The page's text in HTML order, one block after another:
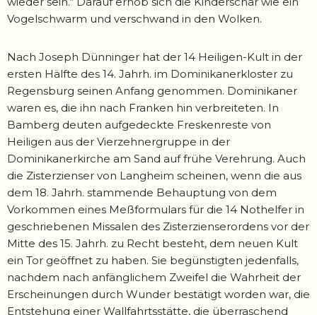
Vogelschwarm und verschwand in den Wolken.
Nach Joseph Dünninger hat der 14 Heiligen-Kult in der
ersten Hälfte des 14. Jahrh. im Dominikanerkloster zu
Regensburg seinen Anfang genommen. Dominikaner
waren es, die ihn nach Franken hin verbreiteten. In
Bamberg deuten aufgedeckte Freskenreste von
Heiligen aus der Vierzehnergruppe in der
Dominikanerkirche am Sand auf frühe Verehrung. Auch
die Zisterzienser von Langheim scheinen, wenn die aus
dem 18. Jahrh. stammende Behauptung von dem
Vorkommen eines Meßformulars für die 14 Nothelfer in
geschriebenen Missalen des Zisterzienserordens vor der
Mitte des 15. Jahrh. zu Recht besteht, dem neuen Kult
ein Tor geöffnet zu haben. Sie begünstigten jedenfalls,
nachdem nach anfänglichem Zweifel die Wahrheit der
Erscheinungen durch Wunder bestätigt worden war, die
Entstehung einer Wallfahrtsstätte, die überraschend